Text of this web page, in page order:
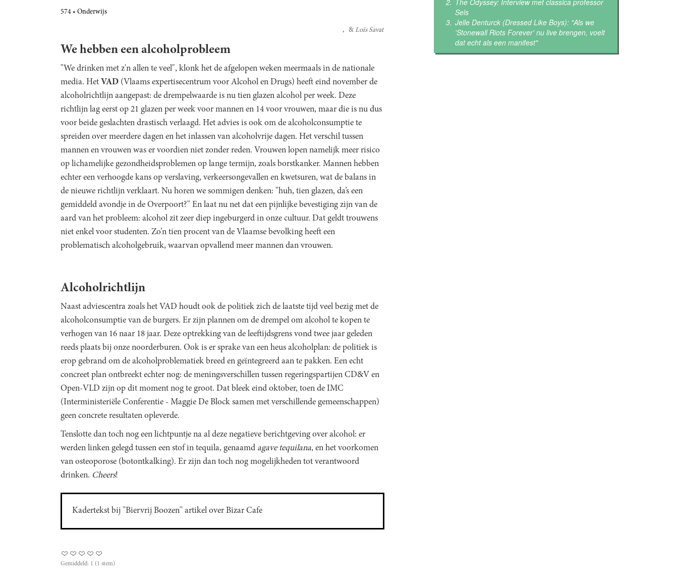
574 Onderwijs
Loïs Savat
We hebben een alcoholprobleem
"We drinken met z'n allen te veel", klonk het de afgelopen weken meermaals in de nationale
media. Het VAD (Vlaams expertisecentrum voor Alcohol en Drugs) heeft eind november de
alcoholrichtlijn aangepast: de drempelwaarde is nu tien glazen alcohol per week. Deze
richtlijn lag eerst op 21 glazen per week voor mannen en 14 voor vrouwen, maar die is nu dus
voor beide geslachten drastisch verlaagd. Het advies is ook om de alcoholconsumptie te
spreiden over meerdere dagen en het inlassen van alcoholvrije dagen. Het verschil tussen
mannen en vrouwen was er voordien niet zonder reden. Vrouwen lopen namelijk meer risico
op lichamelijke gezondheidsproblemen op lange termijn, zoals borstkanker. Mannen hebben
echter een verhoogde kans op verslaving, verkeersongevallen en kwetsuren, wat de balans in
de nieuwe richtlijn verklaart. Nu horen we sommigen denken: "huh, tien glazen, da’s een
gemiddeld avondje in de Overpoort?" En laat nu net dat een pijnlijke bevestiging zijn van de
aard van het probleem: alcohol zit zeer diep ingeburgerd in onze cultuur. Dat geldt trouwens
niet enkel voor studenten. Zo’n tien procent van de Vlaamse bevolking heeft een
problematisch alcoholgebruik, waarvan opvallend meer mannen dan vrouwen.
Alcoholrichtlijn
Naast adviescentra zoals het VAD houdt ook de politiek zich de laatste tijd veel bezig met de
alcoholconsumptie van de burgers. Er zijn plannen om de drempel om alcohol te kopen te
verhogen van 16 naar 18 jaar. Deze optrekking van de leeftijdsgrens vond twee jaar geleden
reeds plaats bij onze noorderburen. Ook is er sprake van een heus alcoholplan: de politiek is
erop gebrand om de alcoholproblematiek breed en geïntegreerd aan te pakken. Een echt
concreet plan ontbreekt echter nog: de meningsverschillen tussen regeringspartijen CD&V en
Open-VLD zijn op dit moment nog te groot. Dat bleek eind oktober, toen de IMC
(Interministeriële Conferentie - Maggie De Block samen met verschillende gemeenschappen)
geen concrete resultaten opleverde.
Tenslotte dan toch nog een lichtpuntje na al deze negatieve berichtgeving over alcohol: er
werden linken gelegd tussen een stof in tequila, genaamd agave tequilana, en het voorkomen
van osteoporose (botontkalking). Er zijn dan toch nog mogelijkheden tot verantwoord
drinken. Cheers!
Kadertekst bij ''Biervrij Boozen'' artikel over Bizar Cafe
Gemiddeld: 1 (1 stem)
Sels
Jelle Denturck (Dressed Like Boys): "Als we
'Stonewall Riots Forever' nu live brengen, voelt
dat echt als een manifest"